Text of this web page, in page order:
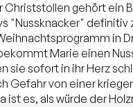
Christstollen gehört ein
"Nussknacker" definitiv
in
Marie einen
sie sofort in ihr Herz
Gefahr von einer
ist es, als würde der